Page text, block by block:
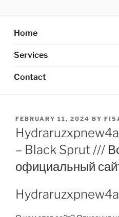
content
Home
Services
Contact
POSTED
ON
FEBRUARY 11, 2024 BY
– Black Sprut ///
официальный